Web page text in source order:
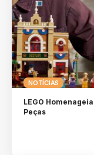
NOTÍCIAS
LEGO
Peças